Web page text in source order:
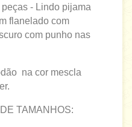
- Lindo pijama
flanelado com
com punho nas
na cor mescla
TAMANHOS: